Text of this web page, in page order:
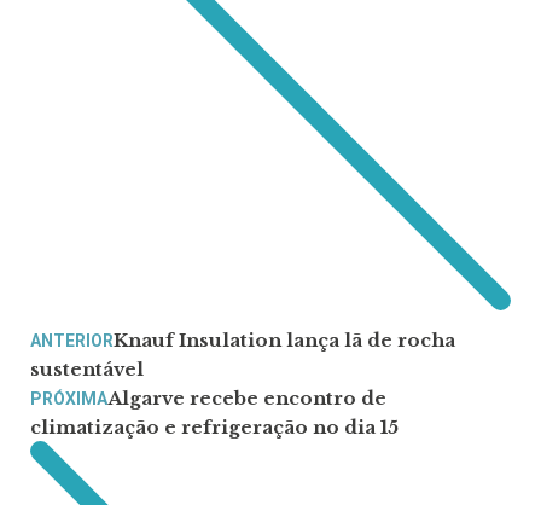
ANTERIORKnauf Insulation lança lã de rocha
sustentável
PRÓXIMAAlgarve recebe encontro de
climatização e refrigeração no dia 15